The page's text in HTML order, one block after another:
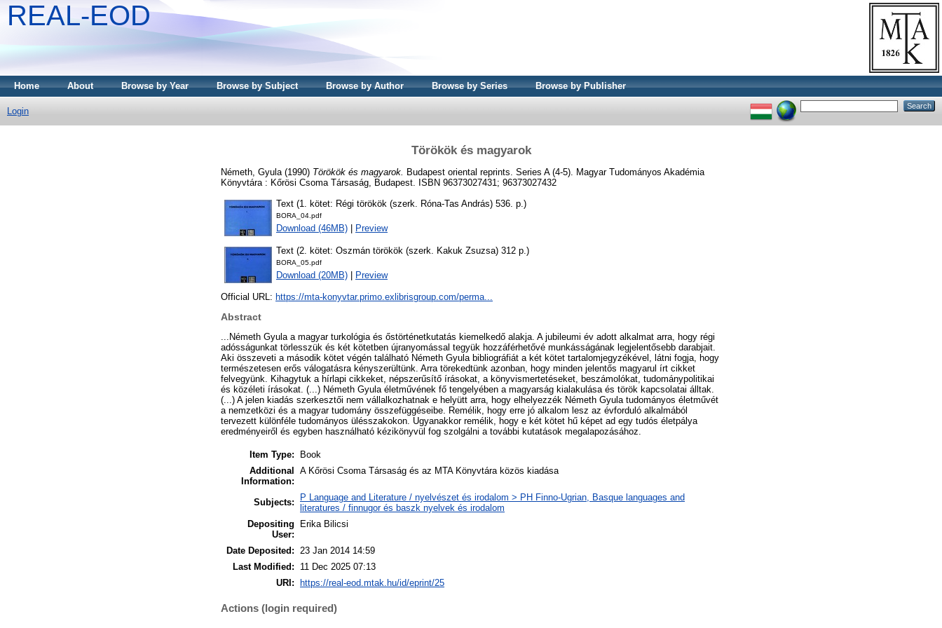
REAL-EOD
Home About Browse by Year Browse by Subject Browse by Author Browse by Series Browse by Publisher
Login
Törökök és magyarok
Németh, Gyula (1990) Törökök és magyarok. Budapest oriental reprints. Series A (4-5). Magyar Tudományos Akadémia
Könyvtára : Kőrösi Csoma Társaság, Budapest. ISBN 96373027431; 96373027432
Text (1. kötet: Régi törökök (szerk. Róna-Tas András) 536. p.)
BORA_04.pdf
Download (46MB) Preview
Text (2. kötet: Oszmán törökök (szerk. Kakuk Zsuzsa) 312 p.)
BORA_05.pdf
Download (20MB) Preview
Official URL: https://mta-konyvtar.primo.exlibrisgroup.com/perma...
Abstract
...Németh Gyula a magyar turkológia és őstörténetkutatás kiemelkedő alakja. A jubileumi év adott alkalmat arra, hogy régi
adósságunkat törlesszük és két kötetben újranyomással tegyük hozzáférhetővé munkásságának legjelentősebb darabjait.
Aki összeveti a második kötet végén található Németh Gyula bibliográfiát a két kötet tartalomjegyzékével, látni fogja, hogy
természetesen erős válogatásra kényszerültünk. Arra törekedtünk azonban, hogy minden jelentős magyarul írt cikket
felvegyünk. Kihagytuk a hírlapi cikkeket, népszerűsítő írásokat, a könyvismertetéseket, beszámolókat, tudománypolitikai
és közéleti írásokat. (...) Németh Gyula életművének fő tengelyében a magyarság kialakulása és török kapcsolatai álltak.
(...) A jelen kiadás szerkesztői nem vállalkozhatnak e helyütt arra, hogy elhelyezzék Németh Gyula tudományos életművét
a nemzetközi és a magyar tudomány összefüggéseibe. Remélik, hogy erre jó alkalom lesz az évforduló alkalmából
tervezett különféle tudományos ülésszakokon. Ugyanakkor remélik, hogy e két kötet hű képet ad egy tudós életpálya
eredményeiről és egyben használható kézikönyvül fog szolgálni a további kutatások megalapozásához.
Item Type:
Book
Additional
Information:
A Kőrösi Csoma Társaság és az MTA Könyvtára közös kiadása
Subjects:
P Language and Literature / nyelvészet és irodalom > PH Finno-Ugrian, Basque languages and
literatures / finnugor és baszk nyelvek és irodalom
Depositing
User:
Erika Bilicsi
Date Deposited:
23 Jan 2014 14:59
Last Modified:
11 Dec 2025 07:13
URI:
https://real-eod.mtak.hu/id/eprint/25
Actions (login required)